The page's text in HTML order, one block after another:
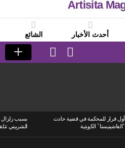
أحدث الأخبار الشائع
SWITCH
SKIN
LOGIN
أول قرار للمحكمة في قضية حادث
“الفاشينيستا” الكويتية
بسبب زلزال
الشربيني